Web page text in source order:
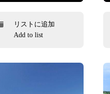
リストに追加
Add to list